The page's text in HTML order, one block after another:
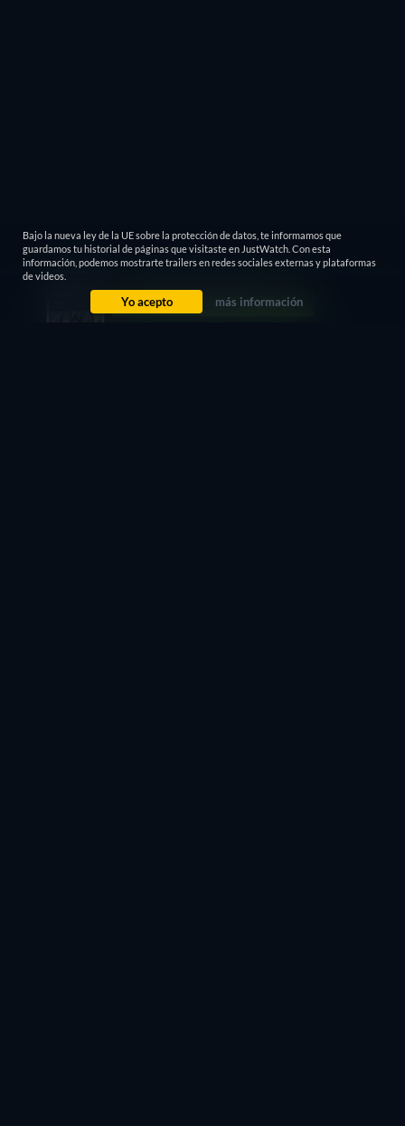
Bajo la nueva ley de la UE sobre la protección de datos, te informamos que
guardamos tu historial de páginas que visitaste en JustWatch. Con esta
información, podemos mostrarte trailers en redes sociales externas y plataformas
de videos.
Yo acepto más información